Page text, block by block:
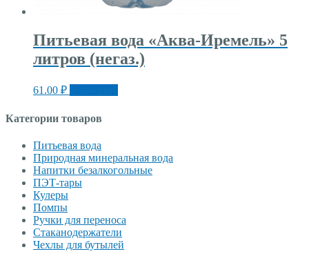
Питьевая вода «Аква-Иремель» 5
литров (негаз.)
61.00 ₽
Категории товаров
Питьевая вода
Природная минеральная вода
Напитки безалкогольные
ПЭТ-тары
Кулеры
Помпы
Ручки для переноса
Стаканодержатели
Чехлы для бутылей